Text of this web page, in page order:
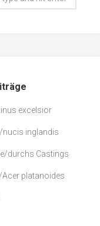
excelsior
inglandis
durchs Castings
platanoides